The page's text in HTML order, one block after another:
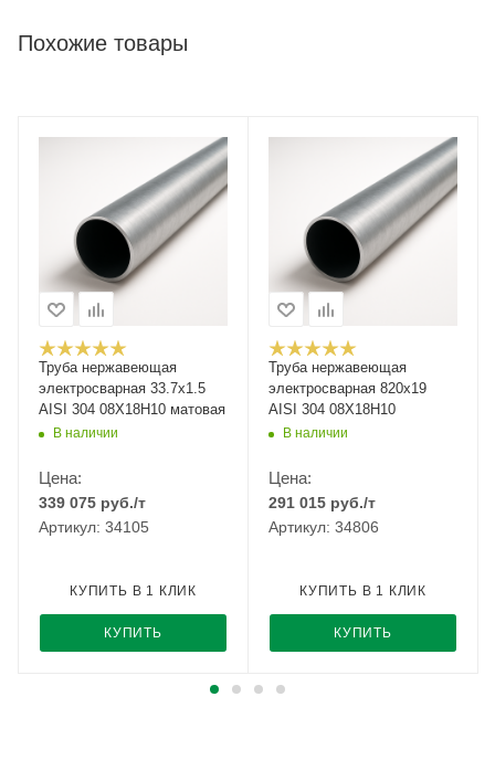
Похожие товары
Труба нержавеющая
электросварная 33.7х1.5
AISI 304 08Х18Н10 матовая
В наличии
Цена:
339 075 руб./т
Артикул: 34105
КУПИТЬ
КУПИТЬ В 1 КЛИК
Труба нержавеющая
электросварная 820х19
AISI 304 08Х18Н10
В наличии
Цена:
291 015 руб./т
Артикул: 34806
КУПИТЬ
КУПИТЬ В 1 КЛИК